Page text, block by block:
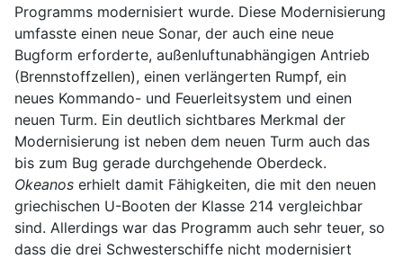
Programms modernisiert wurde. Diese Modernisierung
umfasste einen neue Sonar, der auch eine neue
Bugform erforderte, außenluftunabhängigen Antrieb
(Brennstoffzellen), einen verlängerten Rumpf, ein
neues Kommando- und Feuerleitsystem und einen
neuen Turm. Ein deutlich sichtbares Merkmal der
Modernisierung ist neben dem neuen Turm auch das
bis zum Bug gerade durchgehende Oberdeck.
Okeanos erhielt damit Fähigkeiten, die mit den neuen
griechischen U-Booten der Klasse 214 vergleichbar
sind. Allerdings war das Programm auch sehr teuer, so
dass die drei Schwesterschiffe nicht modernisiert